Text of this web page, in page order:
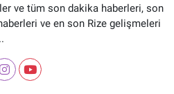
ve tüm son dakika haberleri, son
ve en son Rize gelişmeleri